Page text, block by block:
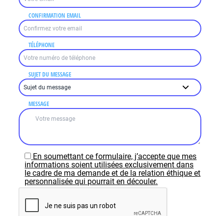
CONFIRMATION EMAIL
TÉLÉPHONE
SUJET DU MESSAGE
MESSAGE
En soumettant ce formulaire, j’accepte que mes
informations soient utilisées exclusivement dans
le cadre de ma demande et de la relation éthique et
personnalisée qui pourrait en découler.